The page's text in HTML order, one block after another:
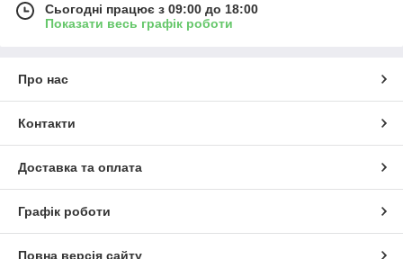
Сьогодні працює з 09:00 до 18:00
Показати весь графік роботи
Про нас
Контакти
Доставка та оплата
Графік роботи
Повна версія сайту